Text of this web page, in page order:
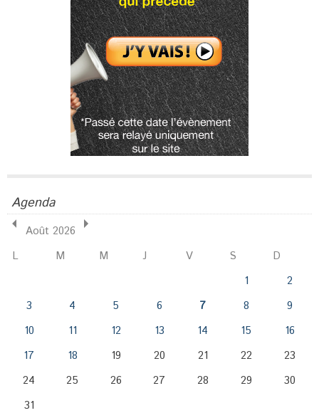
Agenda
Août 2026
L
M M J V S
D
1
2
3
4 5 6 7 8
9
10
11 12 13 14 15
16
17
18 19 20 21 22
23
24
25 26 27 28 29
30
31